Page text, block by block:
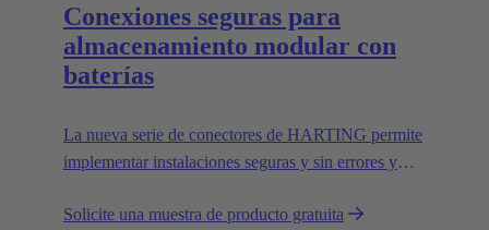
Conexiones seguras para
almacenamiento modular con
baterías
La nueva serie de conectores de HARTING permite
implementar instalaciones seguras y sin errores y
Solicite una muestra de producto gratuita